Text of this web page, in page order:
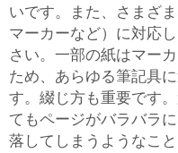
いです。また、さまざ
マーカーなど）に対応
さい。一部の紙はマー
ため、あらゆる筆記具
す。綴じ方も重要です
てもページがバラバラ
落してしまうようなこ